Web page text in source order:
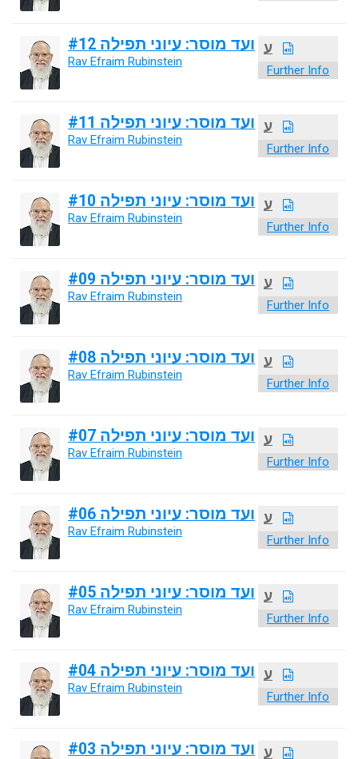
ע
Further Info
ועד מוסר: עיוני תפילה #12
Rav Efraim Rubinstein
ע
Further Info
ועד מוסר: עיוני תפילה #11
Rav Efraim Rubinstein
ע
Further Info
ועד מוסר: עיוני תפילה #10
Rav Efraim Rubinstein
ע
Further Info
ועד מוסר: עיוני תפילה #09
Rav Efraim Rubinstein
ע
Further Info
ועד מוסר: עיוני תפילה #08
Rav Efraim Rubinstein
ע
Further Info
ועד מוסר: עיוני תפילה #07
Rav Efraim Rubinstein
ע
Further Info
ועד מוסר: עיוני תפילה #06
Rav Efraim Rubinstein
ע
Further Info
ועד מוסר: עיוני תפילה #05
Rav Efraim Rubinstein
ע
Further Info
ועד מוסר: עיוני תפילה #04
Rav Efraim Rubinstein
ע ועד מוסר: עיוני תפילה #03